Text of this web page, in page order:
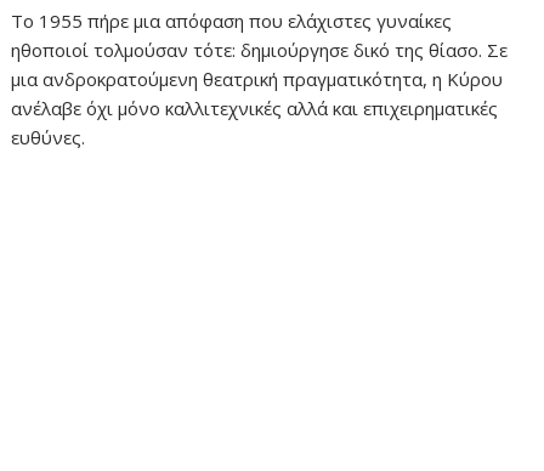
Το 1955 πήρε μια απόφαση που ελάχιστες γυναίκες
ηθοποιοί τολμούσαν τότε: δημιούργησε δικό της θίασο. Σε
μια ανδροκρατούμενη θεατρική πραγματικότητα, η Κύρου
ανέλαβε όχι μόνο καλλιτεχνικές αλλά και επιχειρηματικές
ευθύνες.